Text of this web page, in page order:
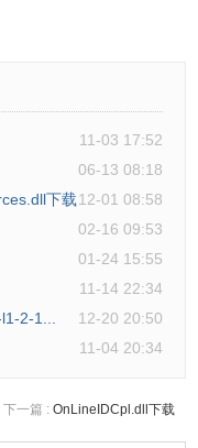
11-03 17:52
06-13 08:18
下载12-01 08:58
02-16 09:53
01-24 15:55
11-14 22:34
2-1...
12-20 20:50
11-04 20:34
下一篇 : OnLineIDCpl.dll下载